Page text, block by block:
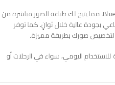
تتصل الطابعة بهاتفك الذكي عبر Bluetooth، مما يتيح لك طباعة الصور مباشرة من
بجودة عالية خلال ثوانٍ. كما توفر
لتخصيص صورك بطريقة مميزة.
اليومي، سواء في الرحلات أو